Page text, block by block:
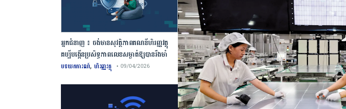
អ្នកជំនាញ ៖ ចង់មានសុវត្ថិភាពគណនីហិរញ្ញវត្ថុ
គប្បីបង្កើនប្រសិទ្ធភាពលេខសម្ងាត់ឱ្យបានរឹងមាំ
បទយកការណ៍, ហិរញ្ញវត្ថុ • 09/04/2026